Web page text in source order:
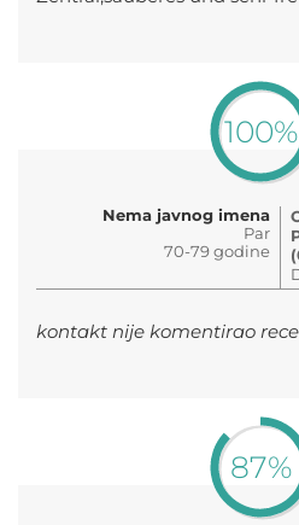
100%
Nema javnog imena
Par
70-79 godine
kontakt nije komentirao
87%